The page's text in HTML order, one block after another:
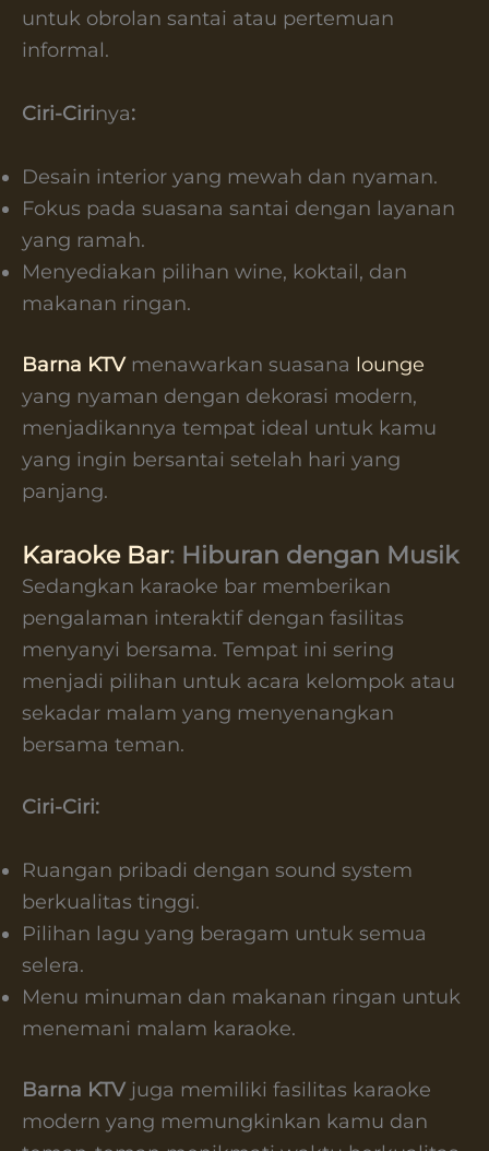
untuk obrolan santai atau pertemuan
informal.
Ciri-Cirinya:
Desain interior yang mewah dan nyaman.
Fokus pada suasana santai dengan layanan
yang ramah.
Menyediakan pilihan wine, koktail, dan
makanan ringan.
Barna KTVmenawarkan suasana lounge
yang nyaman dengan dekorasi modern,
menjadikannya tempat ideal untuk kamu
yang ingin bersantai setelah hari yang
panjang.
Karaoke Bar: Hiburan dengan Musik
Sedangkan karaoke bar memberikan
pengalaman interaktif dengan fasilitas
menyanyi bersama. Tempat ini sering
menjadi pilihan untuk acara kelompok atau
sekadar malam yang menyenangkan
bersama teman.
Ciri-Ciri:
Ruangan pribadi dengan sound system
berkualitas tinggi.
Pilihan lagu yang beragam untuk semua
selera.
Menu minuman dan makanan ringan untuk
menemani malam karaoke.
Barna KTV juga memiliki fasilitas karaoke
modern yang memungkinkan kamu dan